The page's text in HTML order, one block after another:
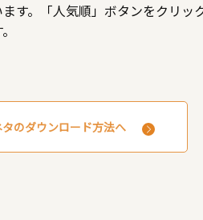
す。「人気順」ボタンをクリッ
タのダウンロード方法へ